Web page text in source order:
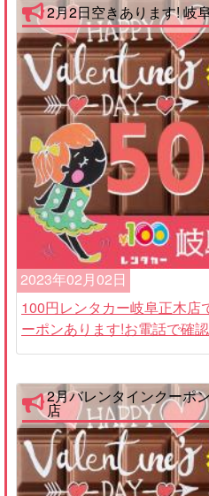
2月2日空きあります! 岐
2023年02月02日
100円レンタカー岐阜正木店
ーポンあります!お電話で確
2月バレンタインクーポ
店